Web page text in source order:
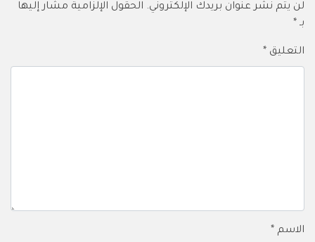
لن يتم نشر عنوان بريدك الإلكتروني. الحقول الإلزامية مشار إليها
بـ *
التعليق *
الاسم *